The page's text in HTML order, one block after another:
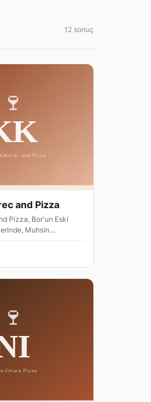
12 sonuç
and Pizza
Pizza, Bor'un Eski
Muhsin
bulunan bir İtalya…